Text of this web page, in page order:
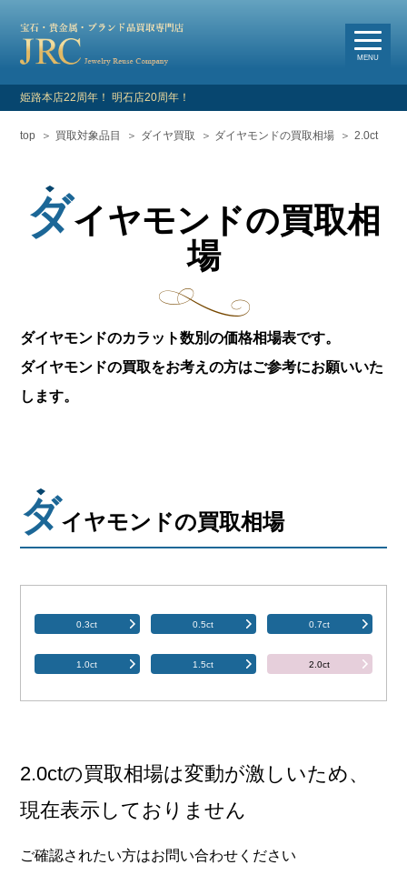
MENU
選べる買取・査定方法
新着情報
買取対象品目
店舗情報・アクセス
姫路本店へ電話で問い合わせる
姫路本店22周年！ 明石店20周年！
top 買取対象品目 ダイヤ買取 ダイヤモンドの買取相場 2.0ct
ダイヤモンドの買取相
場
ダイヤモンドのカラット数別の価格相場表です。
ダイヤモンドの買取をお考えの方はご参考にお願いいた
します。
ダイヤモンドの買取相場
0.3ct 0.5ct 0.7ct
1.0ct 1.5ct 2.0ct
2.0ctの買取相場は変動が激しいため、
現在表示しておりません
ご確認されたい方はお問い合わせください